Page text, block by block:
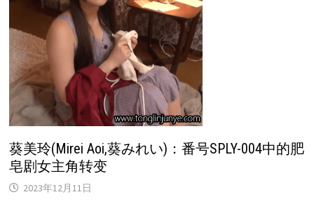
葵美玲(Mirei Aoi,葵みれい)：番号SPLY-004中的肥
皂剧女主角转变
2023年12月11日